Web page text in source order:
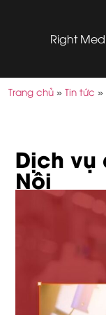
Right
Trang chủ » Tin tức »
Dịch
Nội